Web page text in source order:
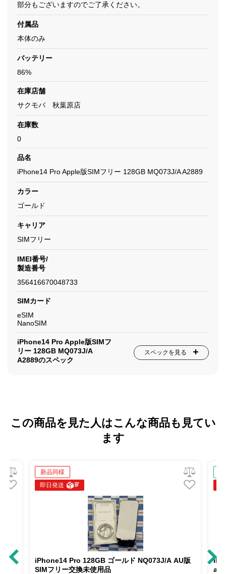
部分もございますのでご了承ください。
付属品
本体のみ
バッテリー
86%
在庫店舗
サクモバ 秋葉原店
在庫数
0
品名
iPhone14 Pro Apple版SIMフリー 128GB MQ073J/A A2889
カラー
ゴールド
キャリア
SIMフリー
IMEI番号/
製造番号
356416670048733
SIMカード
eSIM
NanoSIM
iPhone14 Pro Apple版SIMフ
リー 128GB MQ073J/A
A2889のスペック
スペックを見る
この商品を見た人はこんな商品も見てい
ます
新品同様
即日発送
iPhone14 Pro 128GB ゴールド NQ073J/A AU版
SIMフリー交換未使用品
au